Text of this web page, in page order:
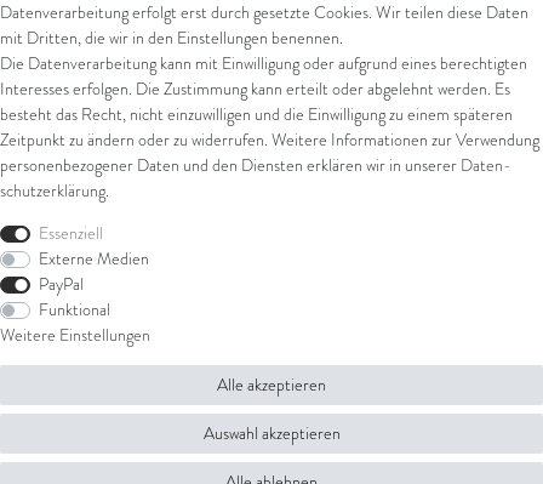
Versand
UPS
FedEx
© Copyright 2026 Juwelier Steiger | Alle Rechte vorbehalten.
Datenverarbeitung erfolgt erst durch gesetzte Cookies. Wir teilen diese Daten
mit Dritten, die wir in den Einstellungen benennen.
Die Datenverarbeitung kann mit Einwilligung oder aufgrund eines berechtigten
Interesses erfolgen. Die Zustimmung kann erteilt oder abgelehnt werden. Es
besteht das Recht, nicht einzuwilligen und die Einwilligung zu einem späteren
Zeitpunkt zu ändern oder zu widerrufen. Weitere Informationen zur Verwendung
personenbezogener Daten und den Diensten erklären wir in unserer Daten­
schutz­erklärung.
Essenziell
Externe Medien
PayPal
Funktional
Weitere Einstellungen
Alle akzeptieren
Auswahl akzeptieren